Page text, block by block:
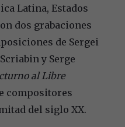
Latina, Estados
dos grabaciones
de Sergei
y Serge
al Libre
compositores
del siglo XX.